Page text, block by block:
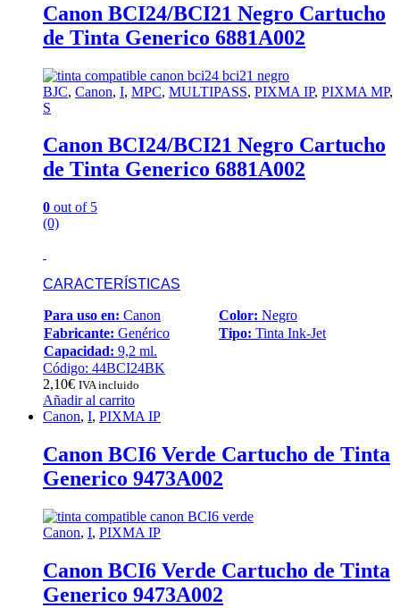
Canon BCI24/BCI21 Negro Cartucho
de Tinta Generico 6881A002
BJC, Canon, I, MPC, MULTIPASS, PIXMA IP, PIXMA MP,
S
Canon BCI24/BCI21 Negro Cartucho
de Tinta Generico 6881A002
0 out of 5
(0)
CARACTERÍSTICAS
Para uso en: Canon Color: Negro
Fabricante: Genérico Tipo: Tinta Ink-Jet
Capacidad: 9,2 ml.
Código: 44BCI24BK
2,10€ IVA incluido
Añadir al carrito
Canon, I, PIXMA IP
Canon BCI6 Verde Cartucho de Tinta
Generico 9473A002
Canon, I, PIXMA IP
Canon BCI6 Verde Cartucho de Tinta
Generico 9473A002